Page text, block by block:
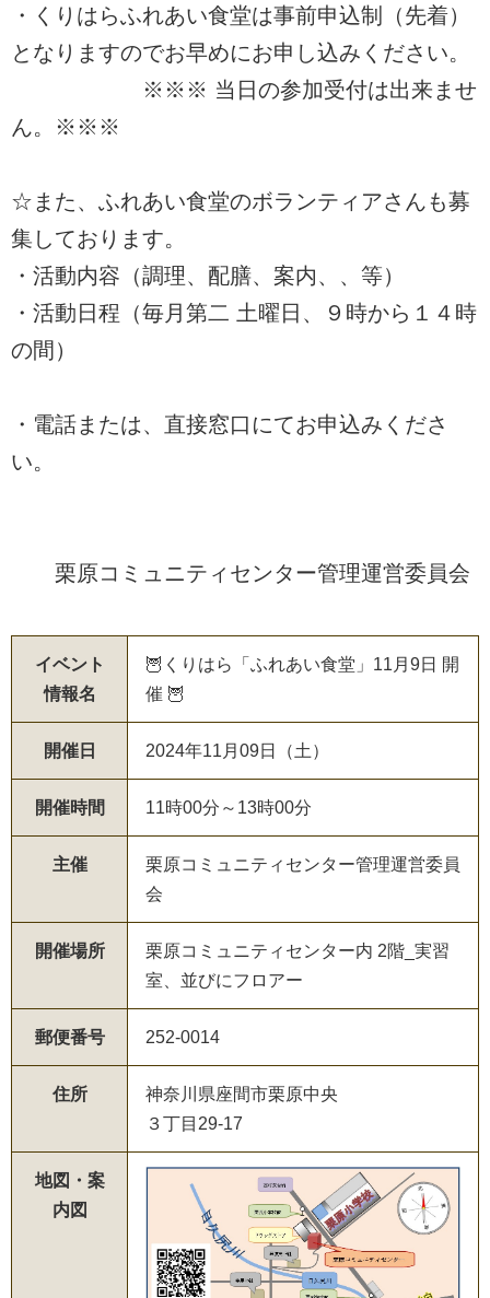
・くりはらふれあい食堂は事前申込制（先着）
となりますのでお早めにお申し込みください。
※※※ 当日の参加受付は出来ませ
ん。※※※
☆また、ふれあい食堂のボランティアさんも募
集しております。
・活動内容（調理、配膳、案内、、等）
・活動日程（毎月第二 土曜日、９時から１４時
の間）
・電話または、直接窓口にてお申込みくださ
い。
栗原コミュニティセンター管理運営委員会
イベント
情報名
🦉くりはら「ふれあい食堂」11月9日 開
催 🦉
開催日 2024年11月09日（土）
開催時間 11時00分～13時00分
主催
栗原コミュニティセンター管理運営委員
会
開催場所
栗原コミュニティセンター内 2階_実習
室、並びにフロアー
郵便番号 252-0014
住所
神奈川県座間市栗原中央
３丁目29-17
地図・案
内図